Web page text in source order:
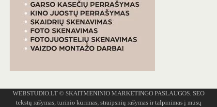
WEBSTUDIO.LT © SKAITMENINIO MARKETINGO PASLAUGOS. SEO
tekstų rašymas, turinio kūrimas, straipsnių rašymas ir talpinimas į mūsų